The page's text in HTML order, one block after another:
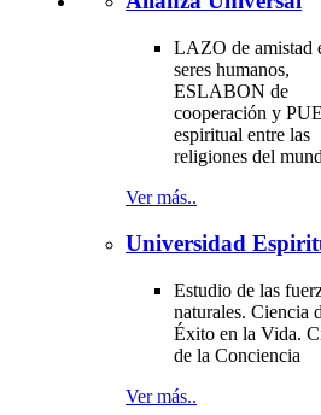
LAZO de amistad
seres humanos,
ESLABON de
cooperación y
espiritual entre las
religiones del
Ver más..
Universidad
Estudio de las
naturales. Ciencia
Éxito en la Vida.
de la Conciencia
Ver más..